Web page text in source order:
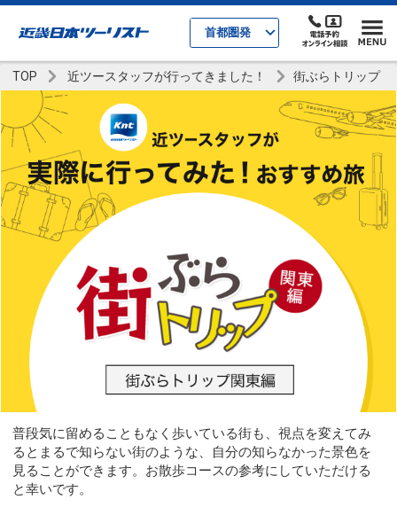
首都圏発
TOP 近ツースタッフが行ってきました！ 街ぶらトリップ
普段気に留めることもなく歩いている街も、視点を変えてみ
るとまるで知らない街のような、自分の知らなかった景色を
見ることができます。お散歩コースの参考にしていただける
と幸いです。